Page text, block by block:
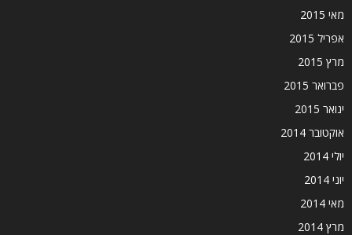
מאי 2015
אפריל 2015
מרץ 2015
פברואר 2015
ינואר 2015
אוקטובר 2014
יולי 2014
יוני 2014
מאי 2014
מרץ 2014